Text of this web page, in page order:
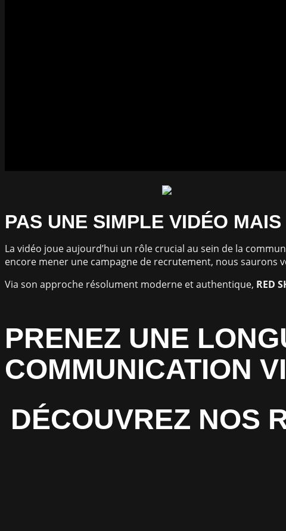
PAS UNE SIMPLE VIDÉO
La vidéo joue aujourd’hui un rôle crucial au sein de la
encore mener une campagne de recrutement, nous saurons
Via son approche résolument moderne et authentique, RED
PRENEZ UNE
COMMUNICATION
DÉCOUVREZ NOS